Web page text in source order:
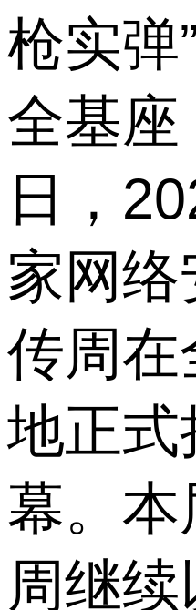
枪实弹
全基座
日，
家网络
传周在
地正式
幕。本
周继续